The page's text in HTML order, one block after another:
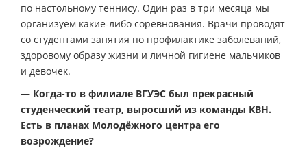
по настольному теннису. Один раз в три месяца мы
организуем какие-либо соревнования. Врачи проводят
со студентами занятия по профилактике заболеваний,
здоровому образу жизни и личной гигиене мальчиков
и девочек.
— Когда-то в филиале ВГУЭС был прекрасный
студенческий театр, выросший из команды КВН.
Есть в планах Молодёжного центра его
возрождение?